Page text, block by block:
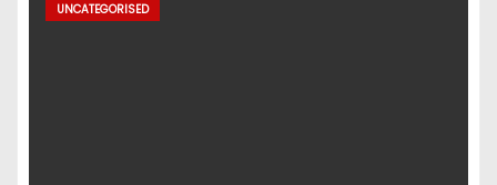
UNCATEGORISED